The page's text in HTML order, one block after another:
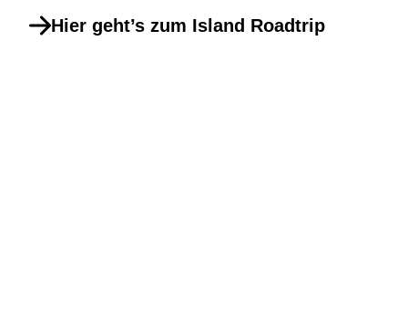
Hier geht’s zum Island Roadtrip